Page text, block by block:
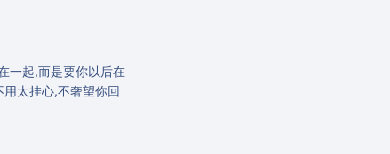
一起,而是要你以后在
太挂心,不奢望你回